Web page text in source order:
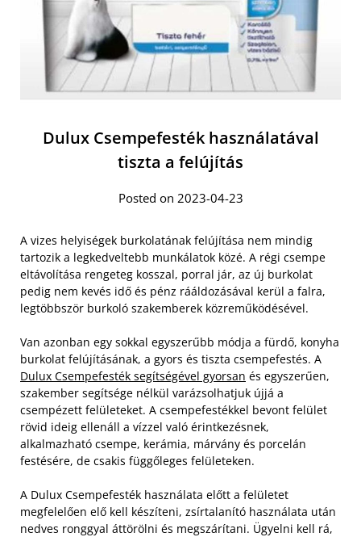
Dulux Csempefesték használatával
tiszta a felújítás
Posted on 2023-04-23
A vizes helyiségek burkolatának felújítása nem mindig
tartozik a legkedveltebb munkálatok közé. A régi csempe
eltávolítása rengeteg kosszal, porral jár, az új burkolat
pedig nem kevés idő és pénz rááldozásával kerül a falra,
legtöbbször burkoló szakemberek közreműködésével.
Van azonban egy sokkal egyszerűbb módja a fürdő, konyha
burkolat felújításának, a gyors és tiszta csempefestés. A
Dulux Csempefesték segítségével gyorsan és egyszerűen,
szakember segítsége nélkül varázsolhatjuk újjá a
csempézett felületeket. A csempefestékkel bevont felület
rövid ideig ellenáll a vízzel való érintkezésnek,
alkalmazható csempe, kerámia, márvány és porcelán
festésére, de csakis függőleges felületeken.
A Dulux Csempefesték használata előtt a felületet
megfelelően elő kell készíteni, zsírtalanító használata után
nedves ronggyal áttörölni és megszárítani. Ügyelni kell rá,